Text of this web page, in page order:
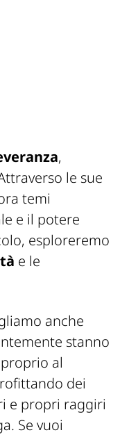
,
le sue
temi
e il potere
esploreremo
e le
anche
stanno
al
dei
e propri raggiri
Se vuoi